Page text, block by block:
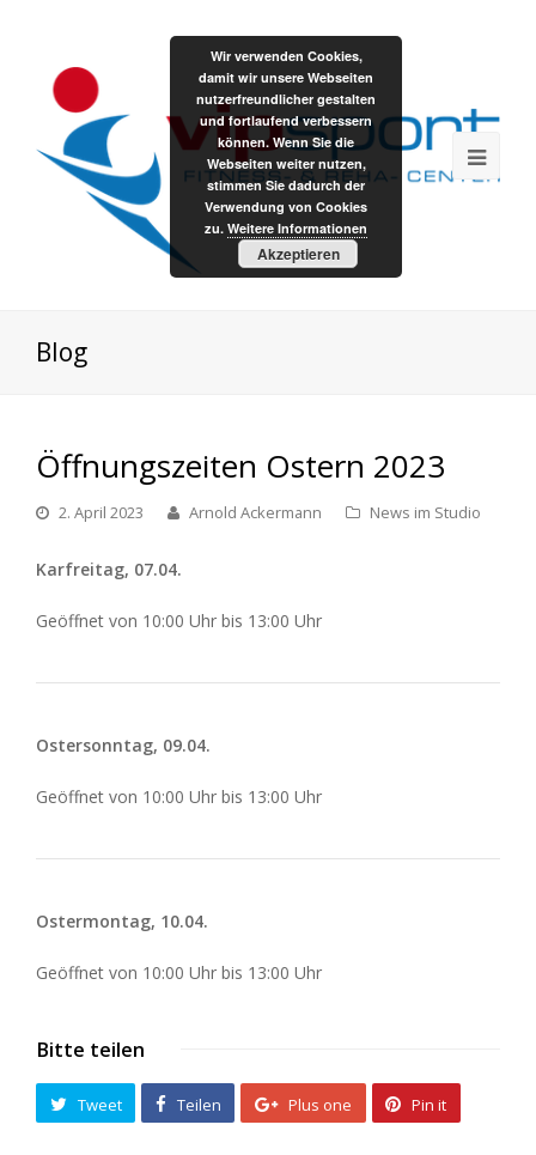
Blog
Öffnungszeiten Ostern 2023
2. April 2023 Arnold Ackermann News im Studio
Karfreitag, 07.04.
Geöffnet von 10:00 Uhr bis 13:00 Uhr
Ostersonntag, 09.04.
Geöffnet von 10:00 Uhr bis 13:00 Uhr
Ostermontag, 10.04.
Geöffnet von 10:00 Uhr bis 13:00 Uhr
Bitte teilen
Tweet Teilen Plus one Pin it
Wir verwenden Cookies,
damit wir unsere Webseiten
nutzerfreundlicher gestalten
und fortlaufend verbessern
können. Wenn Sie die
Webseiten weiter nutzen,
stimmen Sie dadurch der
Verwendung von Cookies
zu. Weitere Informationen
Akzeptieren